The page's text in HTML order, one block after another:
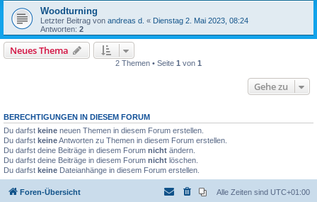
Woodturning
Letzter Beitrag von andreas d. « Dienstag 2. Mai 2023, 08:24
Antworten: 2
Neues Thema
2 Themen • Seite 1 von 1
Gehe zu
BERECHTIGUNGEN IN DIESEM FORUM
Du darfst keine neuen Themen in diesem Forum erstellen.
Du darfst keineAntworten zu Themen in diesem Forum erstellen.
Du darfst deine Beiträge in diesem Forum nicht ändern.
Du darfst deine Beiträge in diesem Forum nicht löschen.
Du darfst keine Dateianhänge in diesem Forum erstellen.
Foren-Übersicht Alle Zeiten sind UTC+01:00